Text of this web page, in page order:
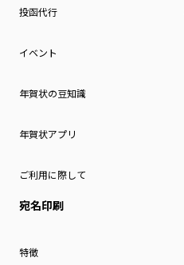
投函代行
イベント
年賀状の豆知識
年賀状アプリ
ご利用に際して
宛名印刷
特徴